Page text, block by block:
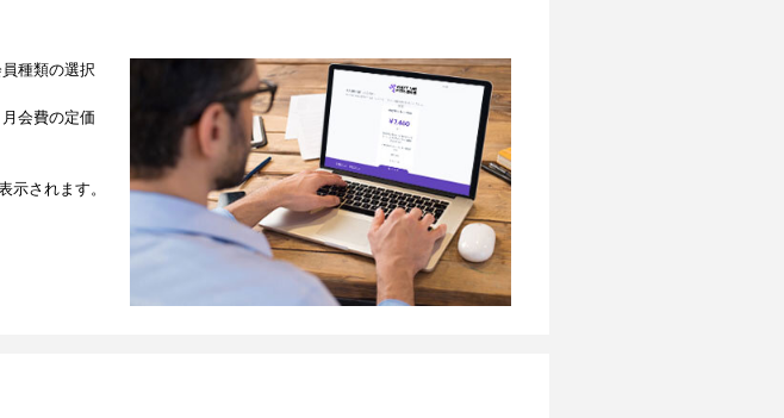
種類の選択
会費の定価
示されます。